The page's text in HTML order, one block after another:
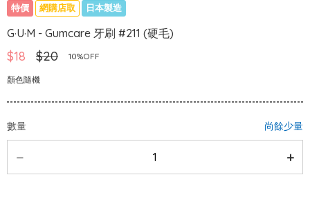
特價 網購店取 日本製造
G·U·M - Gumcare 牙刷 #211 (硬毛)
$18 $20 10%OFF
顏色隨機
數量 尚餘少量